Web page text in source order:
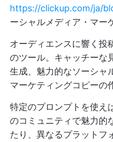
https://clickup.com/ja/
ーシャルメディア・マー
オーディエンスに響く投
のツール。キャッチーな
生成、魅力的なソーシャ
マーケティングコピーの
特定のプロンプトを使え
のコミュニティで魅力的
たり、異なるプラットフ